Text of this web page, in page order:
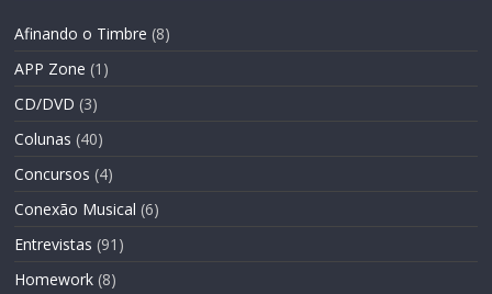
Afinando o Timbre (8)
APP Zone (1)
CD/DVD (3)
Colunas (40)
Concursos (4)
Conexão Musical (6)
Entrevistas (91)
Homework (8)